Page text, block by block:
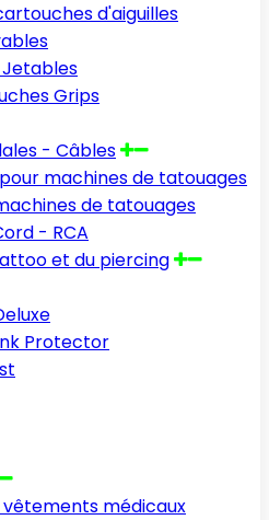
d'aiguilles
Jetables
Grips
- Câbles
machines de tatouages
de tatouages
- RCA
et du piercing
Protector
médicaux